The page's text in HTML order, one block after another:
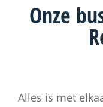
Onze
Alles is met